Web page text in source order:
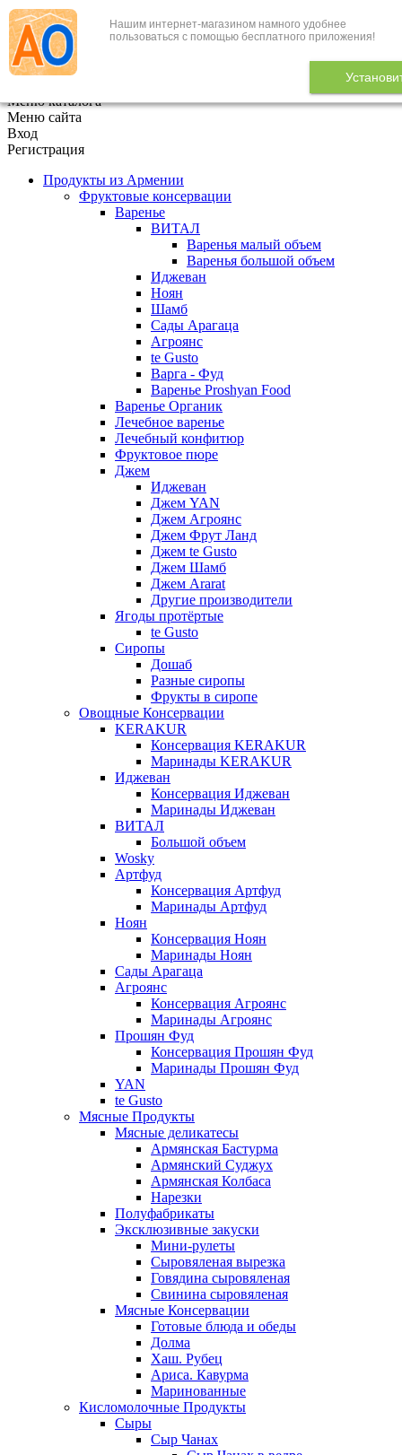
Нашим интернет-магазином намного удобнее
пользоваться с помощью бесплатного приложения!
+7 (495) 646-888-1
В корзине 0
Меню каталога
Меню сайта
Вход
Регистрация
Продукты из Армении
Фруктовые консервации
Варенье
ВИТАЛ
Варенья малый объем
Варенья большой объем
Иджеван
Ноян
Шамб
Сады Арагаца
Агроянс
te Gusto
Варга - Фуд
Варенье Proshyan Food
Варенье Органик
Лечебное варенье
Лечебный конфитюр
Фруктовое пюре
Джем
Иджеван
Джем YAN
Джем Агроянс
Джем Фрут Ланд
Джем te Gusto
Джем Шамб
Джем Ararat
Другие производители
Ягоды протёртые
te Gusto
Сиропы
Дошаб
Разные сиропы
Фрукты в сиропе
Овощные Консервации
KERAKUR
Консервация KERAKUR
Маринады KERAKUR
Иджеван
Консервация Иджеван
Маринады Иджеван
ВИТАЛ
Большой объем
Wosky
Артфуд
Консервация Артфуд
Маринады Артфуд
Ноян
Консервация Ноян
Маринады Ноян
Сады Арагаца
Агроянс
Консервация Агроянс
Маринады Агроянс
Прошян Фуд
Консервация Прошян Фуд
Маринады Прошян Фуд
YAN
te Gusto
Мясные Продукты
Мясные деликатесы
Армянская Бастурма
Армянский Суджух
Армянская Колбаса
Нарезки
Полуфабрикаты
Эксклюзивные закуски
Мини-рулеты
Сыровяленая вырезка
Говядина сыровяленая
Свинина сыровяленая
Мясные Консервации
Готовые блюда и обеды
Долма
Хаш. Рубец
Ариса. Кавурма
Маринованные
Кисломолочные Продукты
Сыры
Сыр Чанах